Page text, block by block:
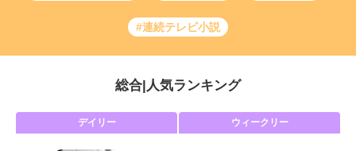
#連続テレビ小説
総合 人気ランキング
デイリー ウィークリー